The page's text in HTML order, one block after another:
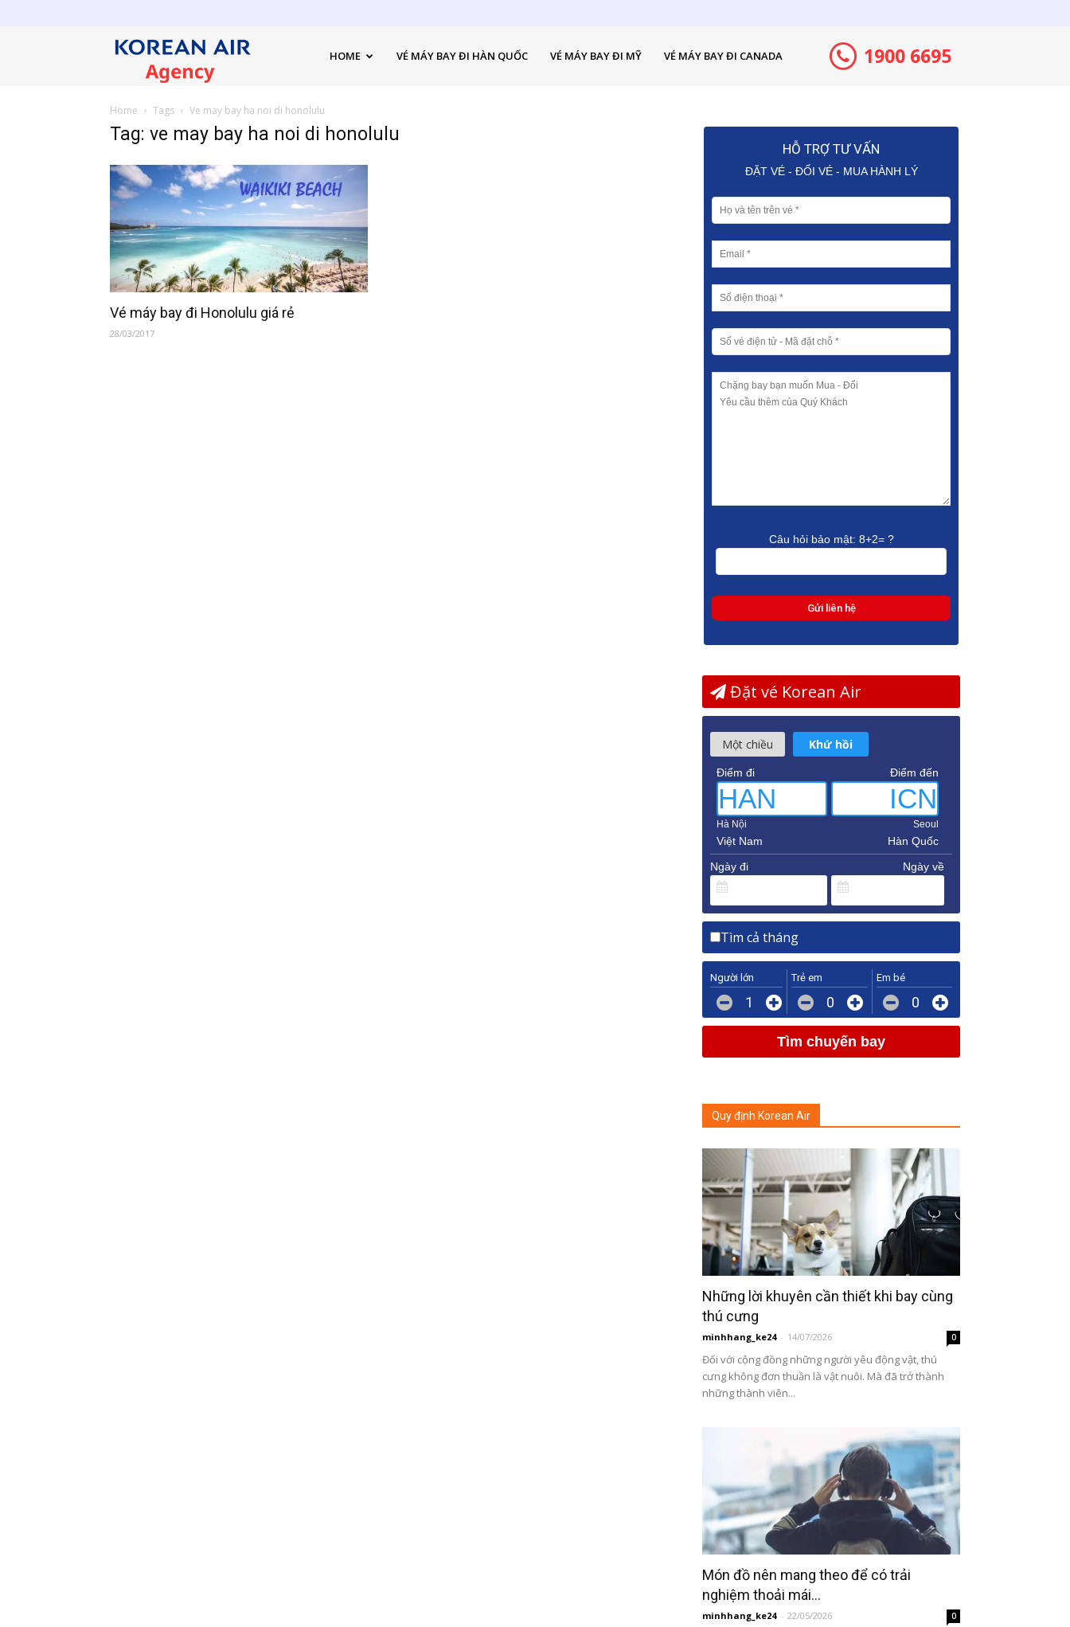
Korean
Air
HOME VÉ MÁY BAY ĐI HÀN QUỐC VÉ MÁY BAY ĐI MỸ VÉ MÁY BAY ĐI CANADA 1900 6695
Home Tags Ve may bay ha noi di honolulu
Tag: ve may bay ha noi di honolulu
Vé máy bay đi Honolulu giá rẻ
28/03/2017
HỖ TRỢ TƯ VẤN
ĐẶT VÉ - ĐỔI VÉ - MUA HÀNH LÝ
Câu hỏi bảo mật: 8+2= ?
Đặt vé Korean Air
Một chiều Khứ hồi
Điểm đi Điểm đến
HAN
Hà Nội
Việt Nam
ICN
Seoul
Hàn Quốc
Ngày đi
Ngày về
Tìm cả tháng
Người lớn
1
Trẻ em
0
Em bé
0
Tìm chuyến bay
Quy định Korean Air
Những lời khuyên cần thiết khi bay cùng
thú cưng
minhhang_ke24 - 14/07/2026 0
Đối với cộng đồng những người yêu động vật, thú
cưng không đơn thuần là vật nuôi. Mà đã trở thành
những thành viên...
Món đồ nên mang theo để có trải
nghiệm thoải mái...
minhhang_ke24 - 22/05/2026 0